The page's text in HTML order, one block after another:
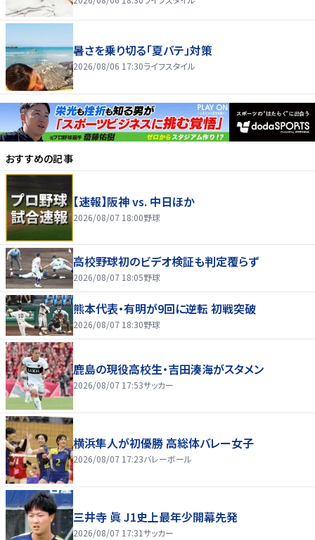
暑さを乗り切る「夏バテ」対策
2026/08/06 17:30ライフスタイル
おすすめの記事
【速報】阪神 vs. 中日ほか
2026/08/07 18:00野球
高校野球初のビデオ検証も判定覆らず
2026/08/07 18:05野球
熊本代表・有明が9回に逆転 初戦突破
2026/08/07 18:30野球
鹿島の現役高校生・吉田湊海がスタメン
2026/08/07 17:53サッカー
横浜隼人が初優勝 高総体バレー女子
2026/08/07 17:23バレーボール
三井寺 眞 J1史上最年少開幕先発
2026/08/07 17:31サッカー